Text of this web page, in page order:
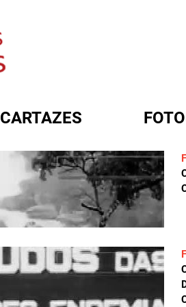
CARTAZES
DE BUSCA